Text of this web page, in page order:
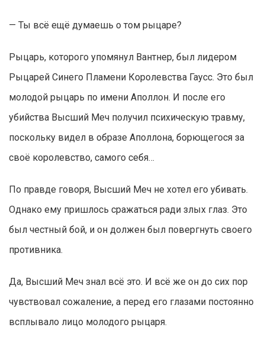
— Ты всё ещё думаешь о том рыцаре?
Рыцарь, которого упомянул Вантнер, был лидером
Рыцарей Синего Пламени Королевства Гаусс. Это был
молодой рыцарь по имени Аполлон. И после его
убийства Высший Меч получил психическую травму,
поскольку видел в образе Аполлона, борющегося за
своё королевство, самого себя…
По правде говоря, Высший Меч не хотел его убивать.
Однако ему пришлось сражаться ради злых глаз. Это
был честный бой, и он должен был повергнуть своего
противника.
Да, Высший Меч знал всё это. И всё же он до сих пор
чувствовал сожаление, а перед его глазами постоянно
всплывало лицо молодого рыцаря.